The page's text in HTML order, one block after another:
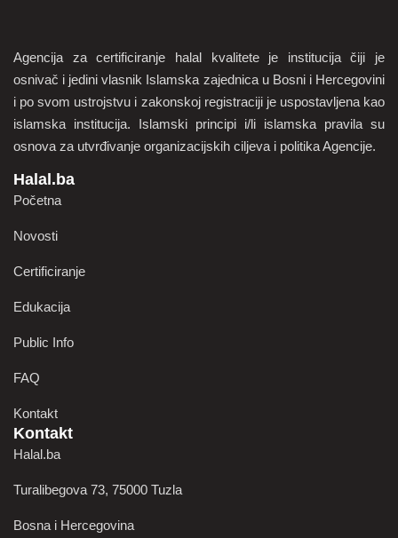
Agencija za certificiranje halal kvalitete je institucija čiji je
osnivač i jedini vlasnik Islamska zajednica u Bosni i Hercegovini
i po svom ustrojstvu i zakonskoj registraciji je uspostavljena kao
islamska institucija. Islamski principi i/li islamska pravila su
osnova za utvrđivanje organizacijskih ciljeva i politika Agencije.
Halal.ba
Početna
Novosti
Certificiranje
Edukacija
Public Info
FAQ
Kontakt
Kontakt
Halal.ba
Turalibegova 73, 75000 Tuzla
Bosna i Hercegovina